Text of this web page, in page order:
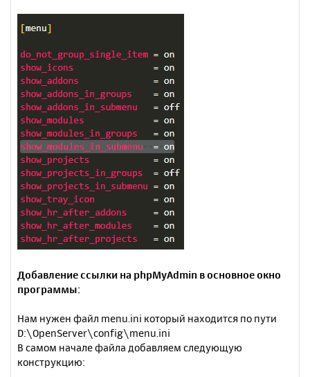
Добавление ссылки на phpMyAdmin в основное окно
программы:
Нам нужен файл menu.ini который находится по пути
D:\OpenServer\config\menu.ini
В самом начале файла добавляем следующую
конструкцию: